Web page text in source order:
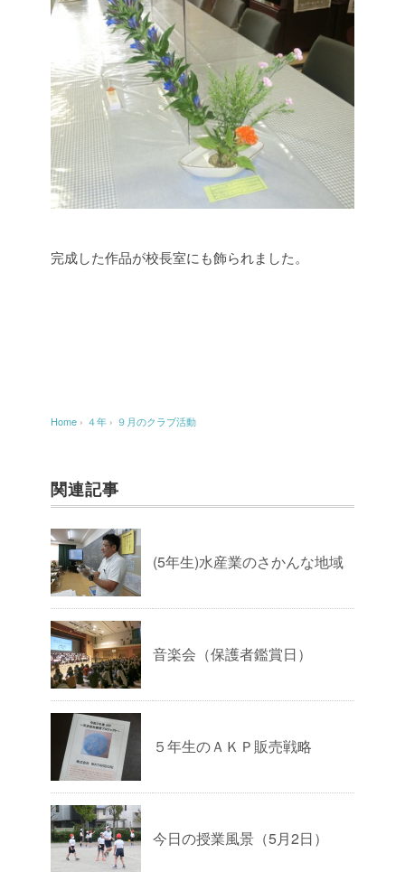
完成した作品が校長室にも飾られました。
Home › ４年 › ９月のクラブ活動
関連記事
(5年生)水産業のさかんな地域
音楽会（保護者鑑賞日）
５年生のＡＫＰ販売戦略
今日の授業風景（5月2日）